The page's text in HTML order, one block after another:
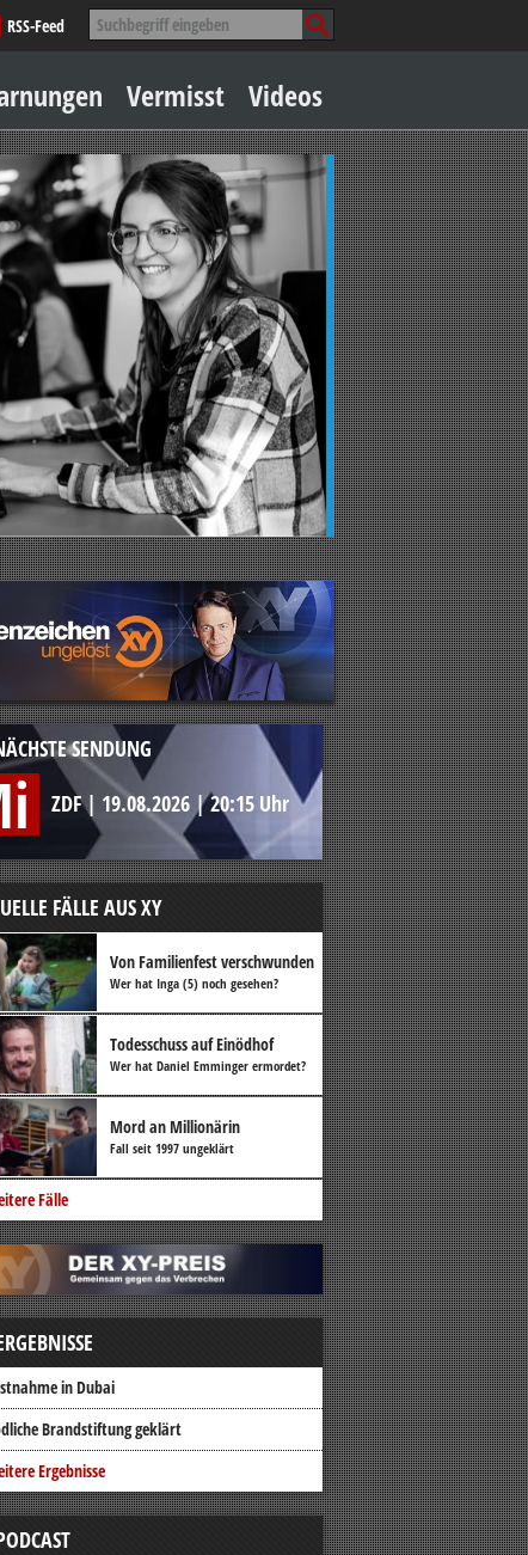
Suche
nach:
RSS-Feed
Inhalt
springen Vermisst Videos
SENDUNG
ZDF| 19.08.2026 |20:15 Uhr
FÄLLE AUS XY
Von Familienfest verschwunden
Wer hat Inga (5) noch gesehen?
Todesschuss auf Einödhof
Wer hat Daniel Emminger ermordet?
Mord an Millionärin
Fall seit 1997 ungeklärt
Fälle
in Dubai
Brandstiftung geklärt
Ergebnisse